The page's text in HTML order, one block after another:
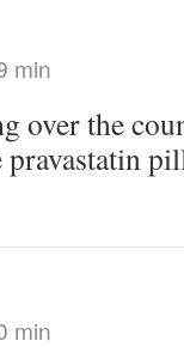
min
over the
pravastatin
min